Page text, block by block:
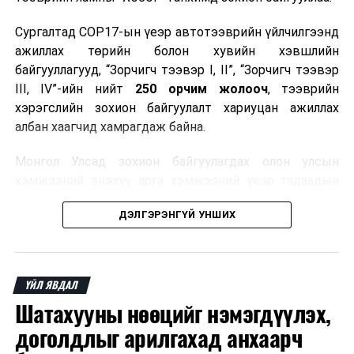
Сургалтад COP17-ын үеэр автотээврийн үйлчилгээнд
ажиллах төрийн болон хувийн хэвшлийн
байгууллагууд, “Зорчигч тээвэр I, II”, “Зорчигч тээвэр
III, IV”-ийн нийт 250 орчим жолооч, тээврийн
хэрэгслийн зохион байгуулалт хариуцан ажиллах
албан хаагчид хамрагдаж байна.
Монгол Улсад зохион байгуулагдах олон улсын
зочид, төлөөлөгчдөд аюулгүй, шуурхай, соёлтой,
мэргэжлийн түвшинд тээврийн үйлчилгээ үзүүлэх
зохион байгуулалтын онцлог, зочид, төлөөлөгчдийн
ангилал, үйлчилгээний стандарт, жолооч нарын үүрэг
хариуцлага, сахилга бат, үйлчилгээний соёл, ёс зүй,
мэргэжлийн харилцааны талаар нэгдсэн мэдээлэл
ДЭЛГЭРЭНГҮЙ УНШИХ
ҮЙЛ ЯВДАЛ
Шатахууны нөөцийг нэмэгдүүлэх,
доголдлыг арилгахад анхаарч